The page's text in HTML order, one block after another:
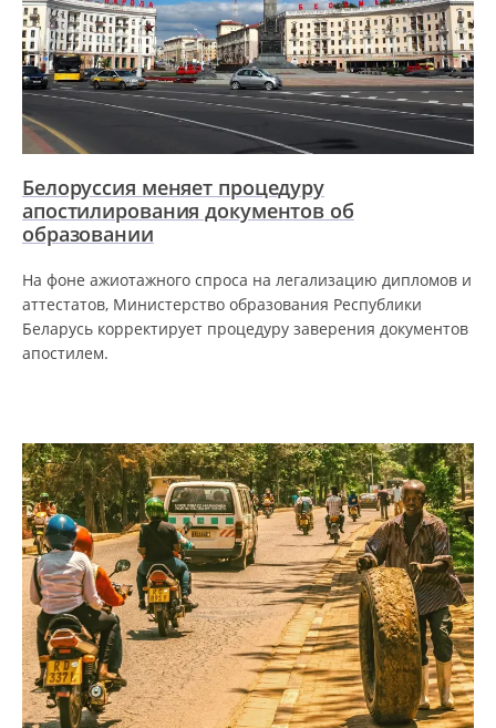
Белоруссия меняет процедуру
апостилирования документов об
образовании
На фоне ажиотажного спроса на легализацию дипломов и
аттестатов, Министерство образования Республики
Беларусь корректирует процедуру заверения документов
апостилем.